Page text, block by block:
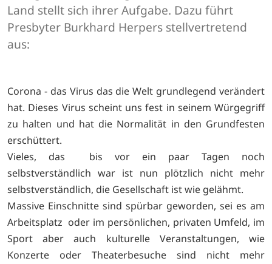
Land stellt sich ihrer Aufgabe. Dazu führt
Presbyter Burkhard Herpers stellvertretend
aus:
Corona - das Virus das die Welt grundlegend verändert
hat. Dieses Virus scheint uns fest in seinem Würgegriff
zu halten und hat die Normalität in den Grundfesten
erschüttert.
Vieles, das bis vor ein paar Tagen noch
selbstverständlich war ist nun plötzlich nicht mehr
selbstverständlich, die Gesellschaft ist wie gelähmt.
Massive Einschnitte sind spürbar geworden, sei es am
Arbeitsplatz oder im persönlichen, privaten Umfeld, im
Sport aber auch kulturelle Veranstaltungen, wie
Konzerte oder Theaterbesuche sind nicht mehr